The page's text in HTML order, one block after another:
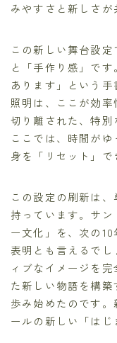
みやすさと新しさが
この新しい舞台設定
と「手作り感」で
あります」という
照明は、ここが効
切り離された、特別
ここでは、時間が
身を「リセット」で
この設定の刷新は
持っています。サ
ー文化」を、次の
表明とも言えるで
ィブなイメージを
た新しい物語を構
歩み始めたのです
ールの新しい「はじ